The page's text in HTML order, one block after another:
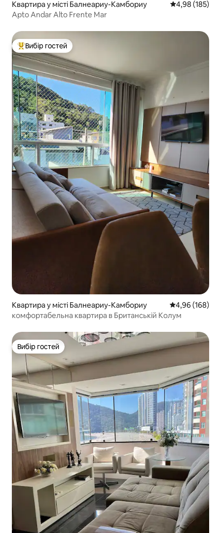
Квартира у місті Балнеариу-Камбориу Середня
4,98 (185)
Apto Andar Alto Frente Mar
Топ вибір гостей
Вибір гостей
Квартира у місті Балнеариу-Камбориу Середня
4,96 (168)
комфортабельна квартира в Британській Колум
Вибір гостей
Вибір гостей